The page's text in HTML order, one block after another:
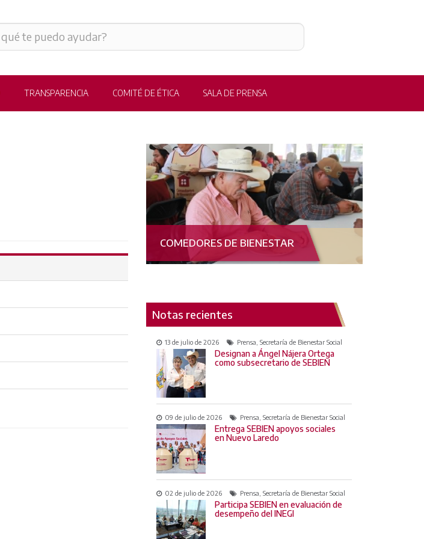
TRANSPARENCIA COMITÉ DE ÉTICA SALA DE PRENSA
COMEDORES DE BIENESTAR
Notas recientes
13 de julio de 2026 Prensa, Secretaría de Bienestar Social
Designan a Ángel Nájera Ortega
como subsecretario de SEBIEN
09 de julio de 2026 Prensa, Secretaría de Bienestar Social
Entrega SEBIEN apoyos sociales
en Nuevo Laredo
02 de julio de 2026 Prensa, Secretaría de Bienestar Social
Participa SEBIEN en evaluación de
desempeño del INEGI